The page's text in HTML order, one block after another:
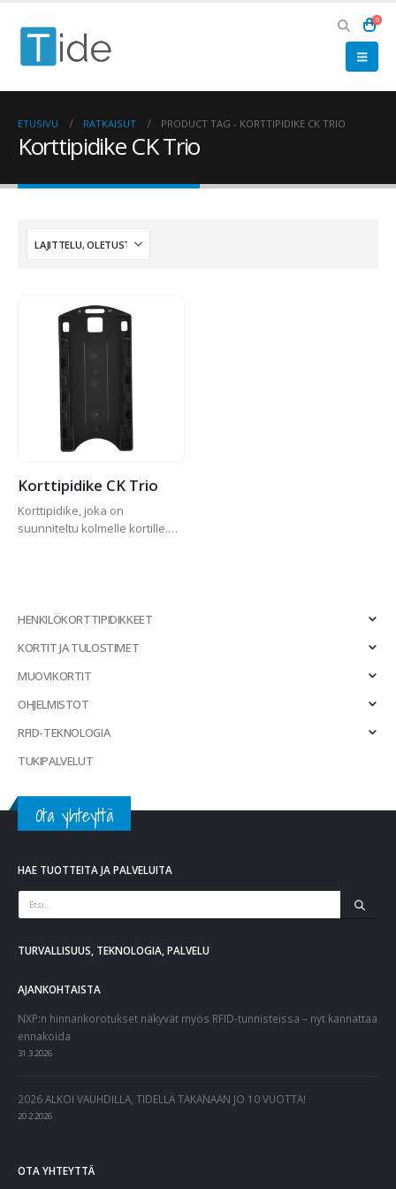
0
ETUSIVU RATKAISUT PRODUCT TAG - KORTTIPIDIKE CK TRIO
Korttipidike CK Trio
Korttipidike CK Trio
Korttipidike, joka on
suunniteltu kolmelle kortille.
HENKILÖKORTTIPIDIKKEET
KORTIT JA TULOSTIMET
MUOVIKORTIT
OHJELMISTOT
RFID-TEKNOLOGIA
TUKIPALVELUT
Ota yhteyttä
HAE TUOTTEITA JA PALVELUITA
TURVALLISUUS, TEKNOLOGIA, PALVELU
AJANKOHTAISTA
NXP:n hinnankorotukset näkyvät myös RFID-tunnisteissa – nyt kannattaa
ennakoida
31.3.2026
2026 ALKOI VAUHDILLA, TIDELLÄ TAKANAAN JO 10 VUOTTA!
20.2.2026
OTA YHTEYTTÄ